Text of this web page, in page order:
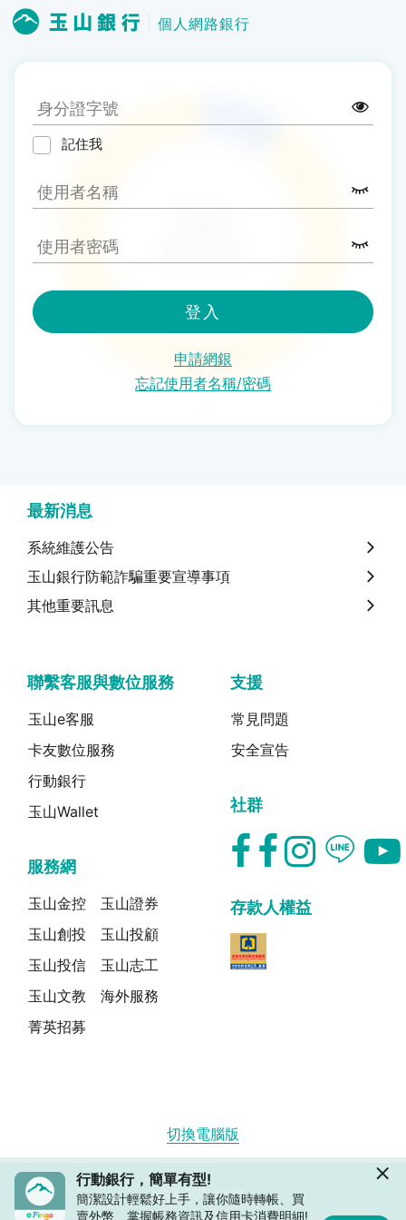
個人網路銀行
記住我
登入
申請網銀
忘記使用者名稱/密碼
最新消息
系統維護公告
玉山銀行防範詐騙重要宣導事項
其他重要訊息
聯繫客服與數位服務
玉山e客服
卡友數位服務
行動銀行
玉山Wallet
支援
常見問題
安全宣告
服務網
玉山金控
玉山證券
玉山創投
玉山投顧
玉山投信
玉山志工
玉山文教
海外服務
菁英招募
社群
存款人權益
切換電腦版
© E.SUN BANK
行動銀行，簡單有型!
簡潔設計輕鬆好上手，讓你隨時轉帳、買
賣外幣、掌握帳務資訊及信用卡消費明細!